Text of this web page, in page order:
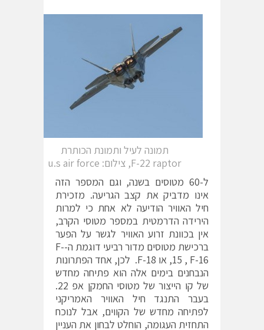
תמונה לעיל ותמונת הכותרת
F-22 raptor, צילום: u.s air force
ל-60 מטוסים בשנה, וגם המספר הזה
אינו מדביק את קצב הגריעה. מזכירת
חיל האוויר הודיעה לא אחת כי למרות
הירידה הדרמטית במספר מטוסי הקרב,
אין בכוונת זרוע האוויר לגשר על הפער
ברכישת מטוסים מדור רביעי דוגמת ה-F-
15 , F-16, או F-18. לכן, אחד הפתרונות
הנבחנים בימים אלה הוא פתיחה מחדש
של קו הייצור של מטוסי החמקן אפ 22.
בעבר התנגד חיל האוויר האמריקני
לפתיחה מחדש של הקווים, אבל לנוכח
התחזית העגומה, הוחלט לבחון את העניין